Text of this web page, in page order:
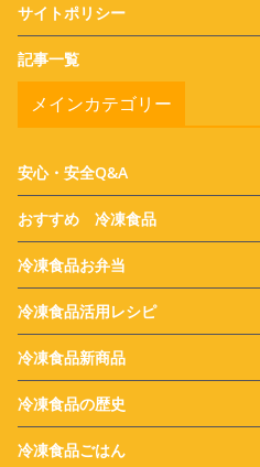
サイトポリシー
記事一覧
メインカテゴリー
安心・安全Q&A
おすすめ 冷凍食品
冷凍食品お弁当
冷凍食品活用レシピ
冷凍食品新商品
冷凍食品の歴史
冷凍食品ごはん